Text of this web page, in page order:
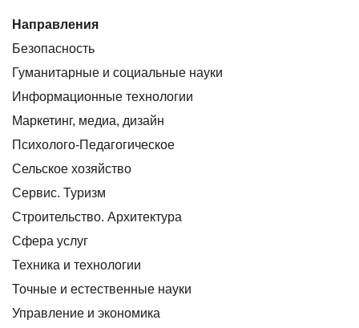
Направления
Безопасность
Гуманитарные и социальные науки
Информационные технологии
Маркетинг, медиа, дизайн
Психолого-Педагогическое
Сельское хозяйство
Сервис. Туризм
Строительство. Архитектура
Сфера услуг
Техника и технологии
Точные и естественные науки
Управление и экономика